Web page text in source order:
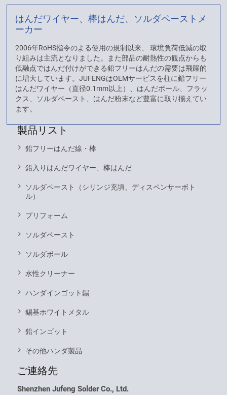
はんだワイヤー、棒はんだ、ソルダペーストメ
ーカー
2006年RoHS指令のよる使用の規制以来、 環境負荷低減の取
り組みは主流となりました。また部品の耐熱性の観点からも
低融点ではんだ付けができる鉛フリーはんだの需要は飛躍的
に増大しています。JUFENGはOEMサービスを柱に鉛フリー
はんだワイヤー（直径0.1mm以上）、はんだボール、フラッ
クス、ソルダペースト、はんだ粉末など豊富に取り揃えてい
ます。
製品リスト
鉛フリーはんだ線・棒
鉛入りはんだワイヤー、棒はんだ
ソルダペースト（シリンジ充填、ディスペンサーボト
ル）
プリフォーム
ソルダペースト
ソルダボール
水性クリーナー
ハンダインゴット錫
錫基ホワイトメタル
鉛インゴット
その他ハンダ製品
ご連絡先
Shenzhen Jufeng Solder Co., Ltd.